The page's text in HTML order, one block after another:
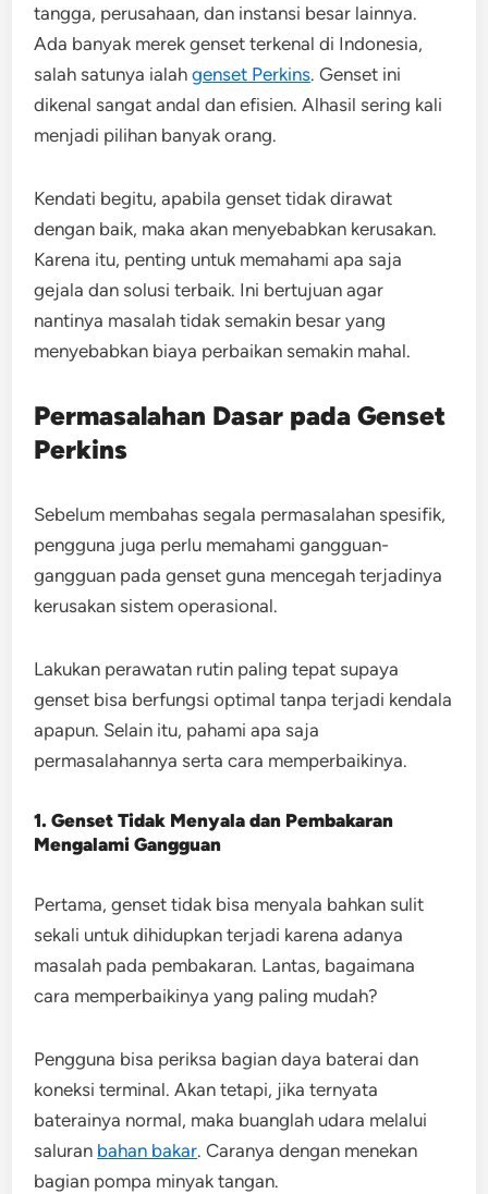
tangga, perusahaan, dan instansi besar lainnya.
Ada banyak merek genset terkenal di Indonesia,
salah satunya ialahgenset Perkins. Genset ini
dikenal sangat andal dan efisien. Alhasil sering kali
menjadi pilihan banyak orang.
Kendati begitu, apabila genset tidak dirawat
dengan baik, maka akan menyebabkan kerusakan.
Karena itu, penting untuk memahami apa saja
gejala dan solusi terbaik. Ini bertujuan agar
nantinya masalah tidak semakin besar yang
menyebabkan biaya perbaikan semakin mahal.
Permasalahan Dasar pada Genset
Perkins
Sebelum membahas segala permasalahan spesifik,
pengguna juga perlu memahami gangguan-
gangguan pada genset guna mencegah terjadinya
kerusakan sistem operasional.
Lakukan perawatan rutin paling tepat supaya
genset bisa berfungsi optimal tanpa terjadi kendala
apapun. Selain itu, pahami apa saja
permasalahannya serta cara memperbaikinya.
1. Genset Tidak Menyala dan Pembakaran
Mengalami Gangguan
Pertama, genset tidak bisa menyala bahkan sulit
sekali untuk dihidupkan terjadi karena adanya
masalah pada pembakaran. Lantas, bagaimana
cara memperbaikinya yang paling mudah?
Pengguna bisa periksa bagian daya baterai dan
koneksi terminal. Akan tetapi, jika ternyata
baterainya normal, maka buanglah udara melalui
saluran bahan bakar. Caranya dengan menekan
bagian pompa minyak tangan.